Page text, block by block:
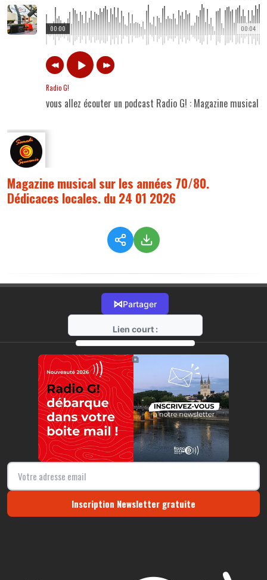
00:04
00:00
Radio G!
vous allez écouter un podcast Radio G! : Magazine
Magazine musical sur les années 70/80.
Dédicaces locales. du 24 01 2026
⋈Partager
Lien court :
https://radio-g.fr?20488
⧉
Inscription Newsletter gratuite